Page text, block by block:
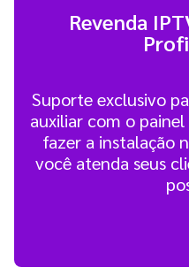
Revenda
Suporte exclusivo
auxiliar com o
fazer a instalação
você atenda seus